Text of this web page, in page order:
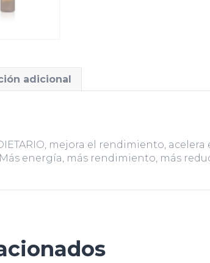
adicional
mejora el rendimiento,
energía, más rendimiento, más